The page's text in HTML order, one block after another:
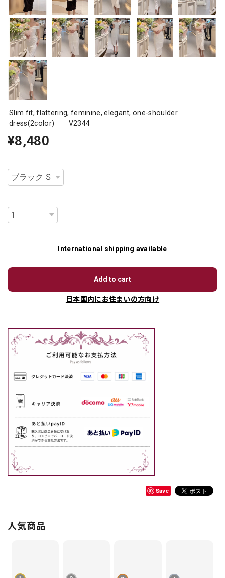
Slim fit, flattering, feminine, elegant, one-shoulder
dress(2color) V2344
¥8,480
International shipping available
Add to cart
日本国内にお住まいの方向け
Save
人気商品